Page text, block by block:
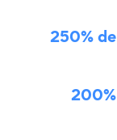
250%